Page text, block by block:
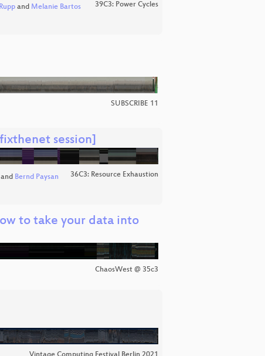
and Melanie Bartos 39C3: Power Cycles
SUBSCRIBE 11
session]
and Bernd Paysan 36C3: Resource Exhaustion
to take your data into
ChaosWest @ 35c3